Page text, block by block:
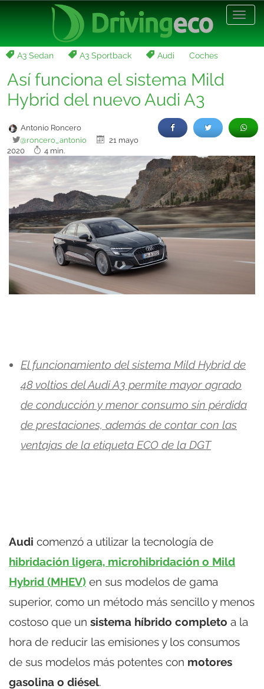
A3 Sedan A3 Sportback Audi Coches
Así funciona el sistema Mild
Hybrid del nuevo Audi A3
Antonio Roncero
@roncero_antonio
21 mayo
2020
4 min.
El funcionamiento del sistema Mild Hybrid de
48 voltios del Audi A3 permite mayor agrado
de conducción y menor consumo sin pérdida
de prestaciones, además de contar con las
ventajas de la etiqueta ECO de la DGT
Audi comenzó a utilizar la tecnología de
hibridación ligera, microhibridación o Mild
Hybrid (MHEV) en sus modelos de gama
superior, como un método más sencillo y menos
costoso que un sistema híbrido completo a la
hora de reducir las emisiones y los consumos
de sus modelos más potentes con motores
gasolina o diésel.